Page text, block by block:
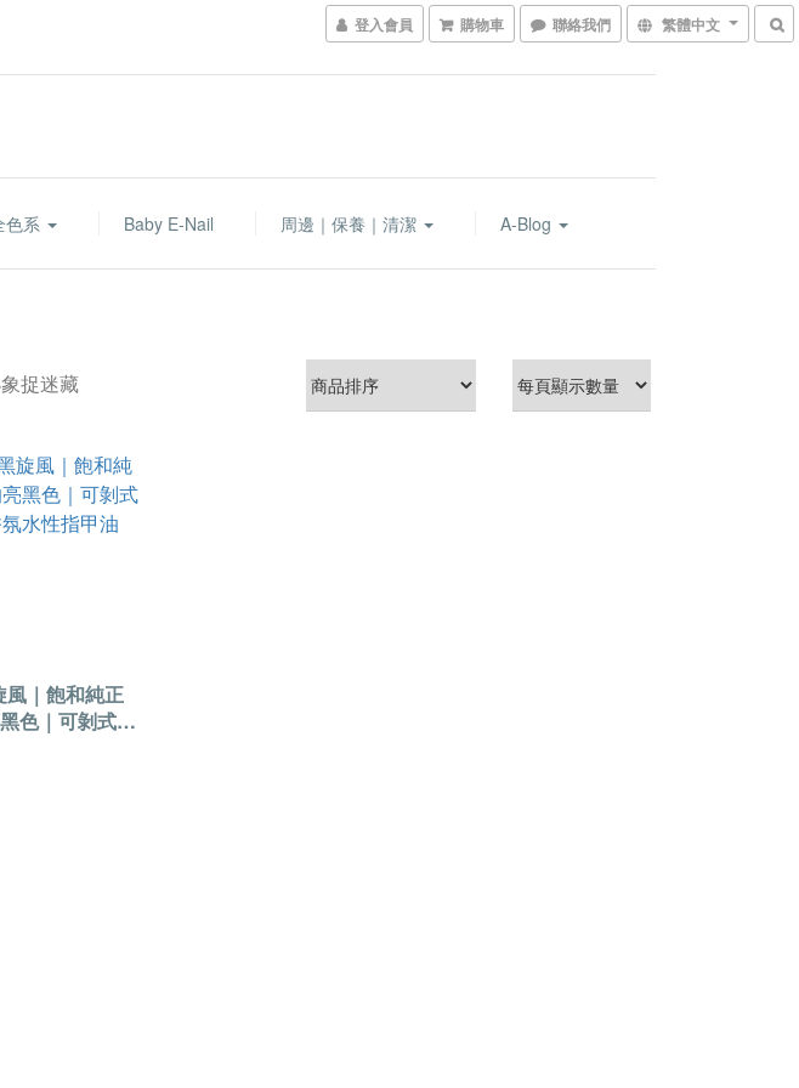
登入會員 購物車 聯絡我們 繁體中文
色系 Baby E-Nail 周邊｜保養｜清潔 A-Blog
捉迷藏
風｜飽和純正
色｜可剝式健
指甲油